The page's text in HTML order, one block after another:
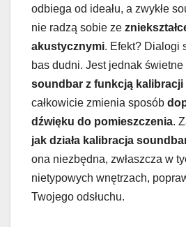
odbiega od ideału, a zwykłe
nie radzą sobie ze
akustycznymi. Efekt? Dialogi
bas dudni. Jest jednak
soundbar z funkcją
całkowicie zmienia sposób
dźwięku do pomieszczenia.
jak działa kalibracja
ona niezbędna, zwłaszcza w
nietypowych wnętrzach,
Twojego odsłuchu.